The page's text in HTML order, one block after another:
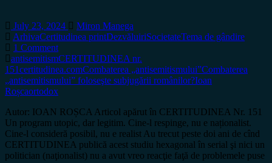
July 23, 2024
Miron Manega
ArhivaCertitudinea printDezvăluiriSocietateTema de gândire
1 Comment
antisemitismCERTITUDINEA nr.
151certitudinea.comCombaterea „antisemitismului”Combaterea
„antisemitismului” foloseşte subjugării românilor?Ioan
Roșcaortodox
Autor: IOAN ROȘCA Articol apărut în CERTITUDINEA Nr. 151
Un program utopic, dar legitim. Cine-l respinge, nu e naționalist.
Cine-l consideră posibil, nu e realist Au trecut peste doi ani de cînd
CERTITUDINEA publică acest studiu hexagonal în serial şi nici un
politician (naţionalist) nu a avut vreo reacţie faţă de problemele puse